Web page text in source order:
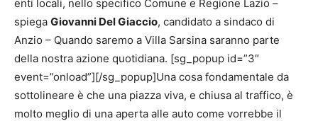
enti locali, nello specifico Comune e Regione Lazio –
spiega Giovanni Del Giaccio, candidato a sindaco di
Anzio – Quando saremo a Villa Sarsina saranno parte
della nostra azione quotidiana. [sg_popup id=”3″
event=”onload”][/sg_popup]Una cosa fondamentale da
sottolineare è che una piazza viva, e chiusa al traffico, è
molto meglio di una aperta alle auto come vorrebbe il